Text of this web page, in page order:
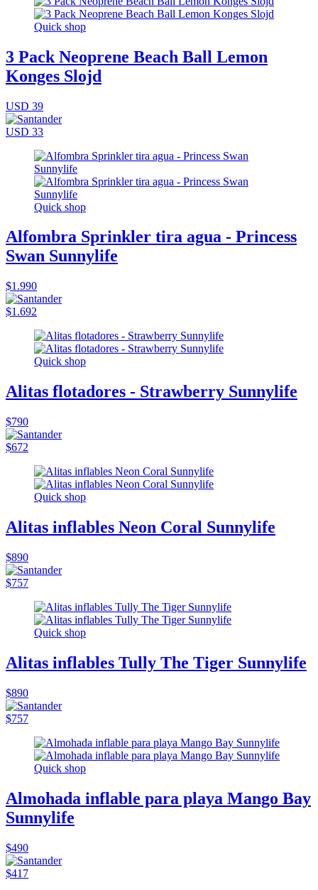
Quick shop
3 Pack Neoprene Beach Ball Lemon
Konges Slojd
USD 39
USD 33
Quick shop
Alfombra Sprinkler tira agua - Princess
Swan Sunnylife
$1.990
$1.692
Quick shop
Alitas flotadores - Strawberry Sunnylife
$790
$672
Quick shop
Alitas inflables Neon Coral Sunnylife
$890
$757
Quick shop
Alitas inflables Tully The Tiger Sunnylife
$890
$757
Quick shop
Almohada inflable para playa Mango Bay
Sunnylife
$490
$417